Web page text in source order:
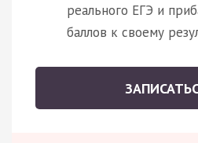
реального ЕГЭ и
баллов к своему